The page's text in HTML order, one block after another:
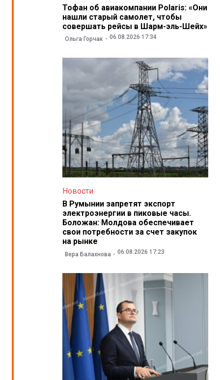
Тофан об авиакомпании Polaris: «Они
нашли старый самолет, чтобы
совершать рейсы в Шарм-эль-Шейх»
Ольга Горчак 06.08.2026 17:34
Новости
В Румынии запретят экспорт
электроэнергии в пиковые часы.
Боложан: Молдова обеспечивает
свои потребности за счет закупок
на рынке
Вера Балахнова 06.08.2026 17:23